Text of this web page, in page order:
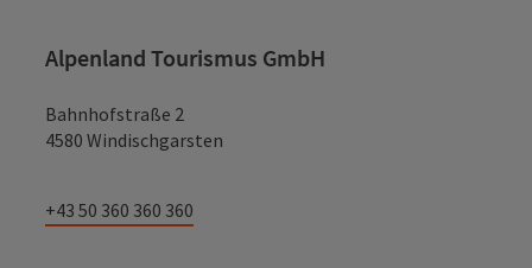
Alpenland Tourismus GmbH
Bahnhofstraße 2
4580 Windischgarsten
+43 50 360 360 360